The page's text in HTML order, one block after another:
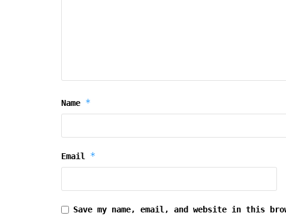
Name *
Email *
Save my name, email, and website in this